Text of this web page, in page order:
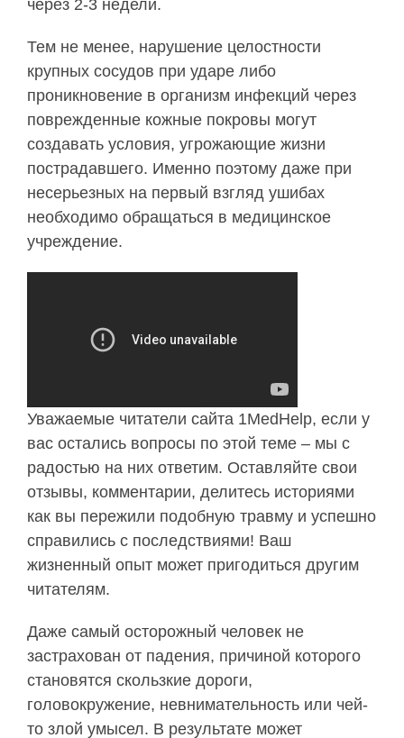
через 2-3 недели.
Тем не менее, нарушение целостности
крупных сосудов при ударе либо
проникновение в организм инфекций через
поврежденные кожные покровы могут
создавать условия, угрожающие жизни
пострадавшего. Именно поэтому даже при
несерьезных на первый взгляд ушибах
необходимо обращаться в медицинское
учреждение.
Уважаемые читатели сайта 1MedHelp, если у
вас остались вопросы по этой теме – мы с
радостью на них ответим. Оставляйте свои
отзывы, комментарии, делитесь историями
как вы пережили подобную травму и успешно
справились с последствиями! Ваш
жизненный опыт может пригодиться другим
читателям.
Даже самый осторожный человек не
застрахован от падения, причиной которого
становятся скользкие дороги,
головокружение, невнимательность или чей-
то злой умысел. В результате может